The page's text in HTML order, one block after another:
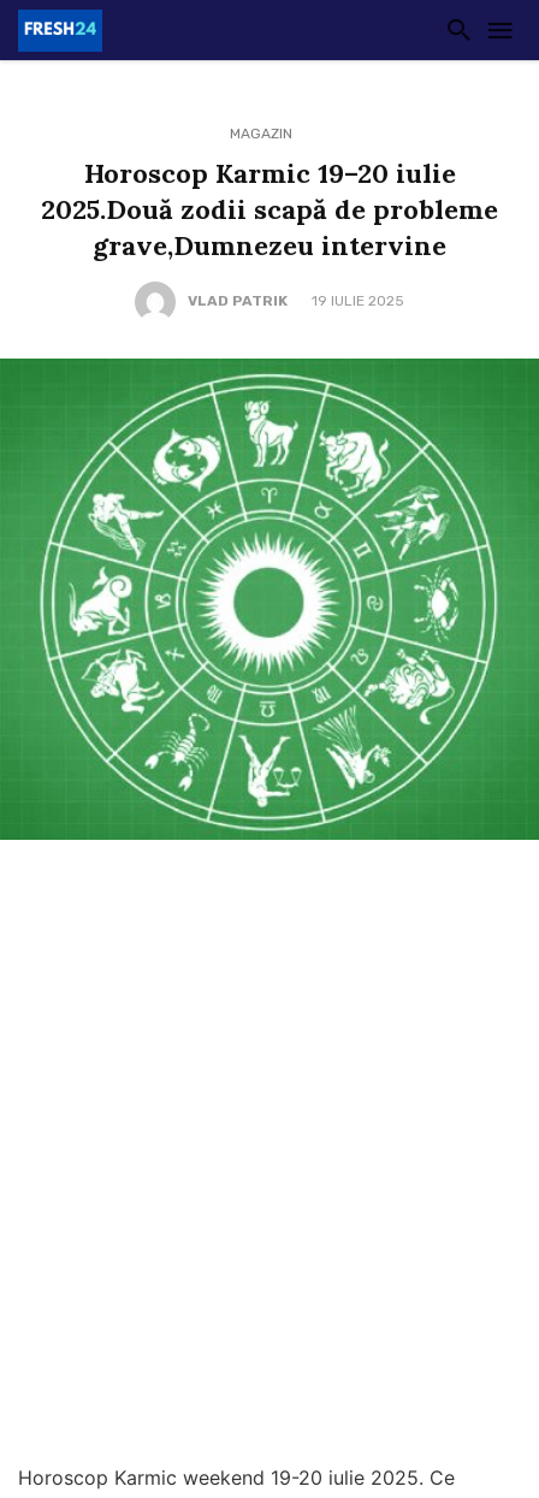
MAGAZIN
Horoscop Karmic 19–20 iulie
2025.Două zodii scapă de probleme
grave,Dumnezeu intervine
VLAD PATRIK 19 IULIE 2025
Horoscop Karmic weekend 19-20 iulie 2025. Ce